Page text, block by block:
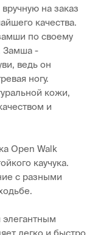
на заказ
качества.
по своему
Замша -
ведь он
ногу.
кожи,
и
Open Walk
каучука.
с разными
элегантным